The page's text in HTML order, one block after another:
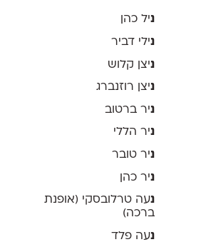
ניל כהן
נילי דביר
ניצן קלוש
ניצן רוזנברג
ניר ברטוב
ניר הללי
ניר טובר
ניר כהן
נעה טרלובסקי (אופנת
ברכה)
נעה פלד